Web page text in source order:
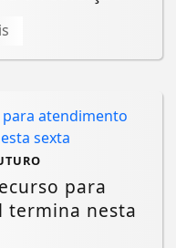
para
termina nesta